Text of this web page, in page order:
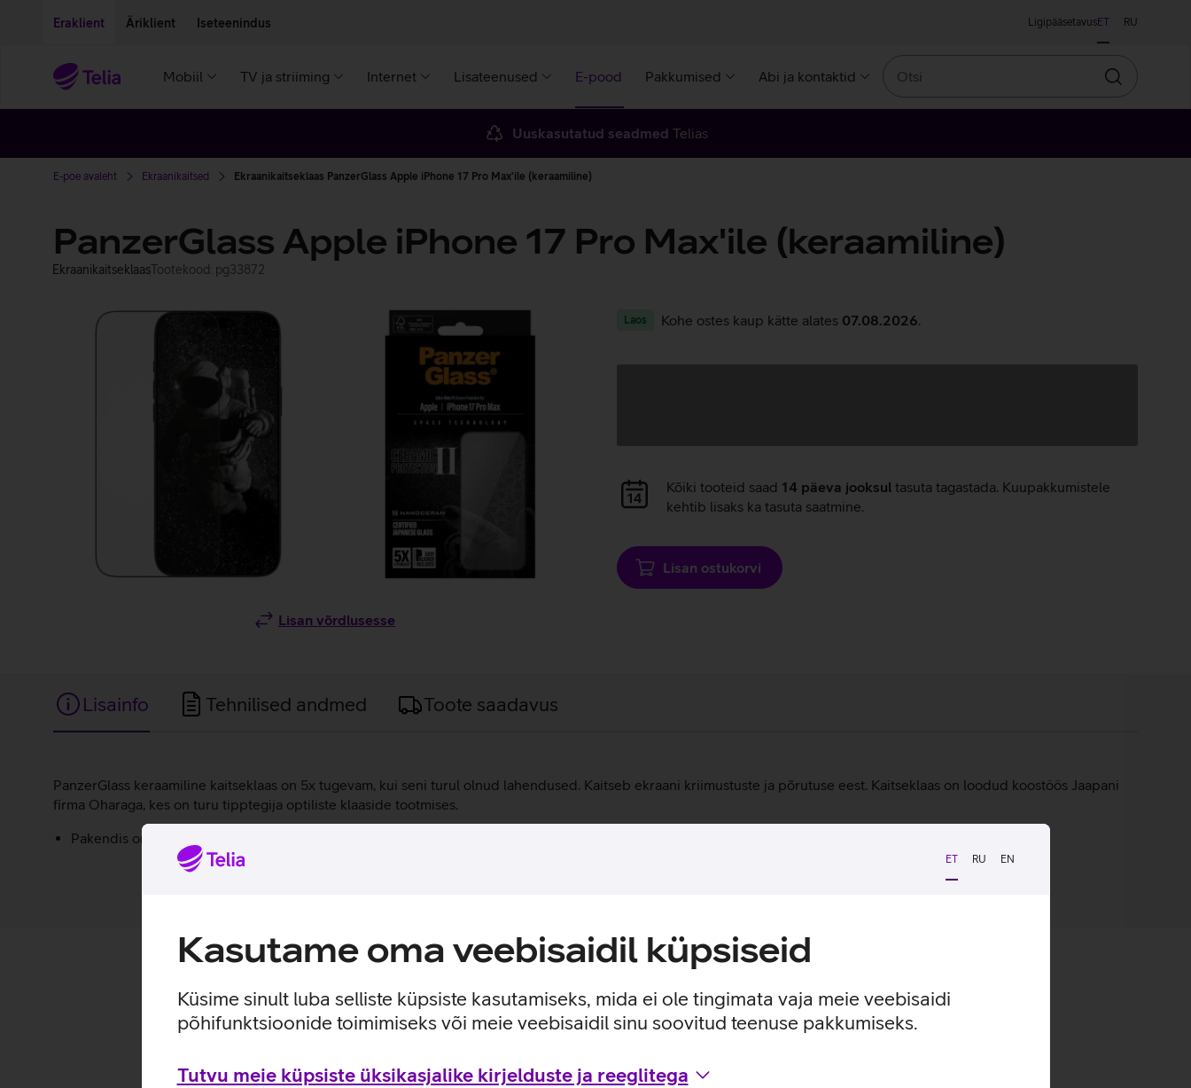
ET RU EN
Kasutame oma veebisaidil küpsiseid
Küsime sinult luba selliste küpsiste kasutamiseks, mida ei ole tingimata vaja meie veebisaidi
põhifunktsioonide toimimiseks või meie veebisaidil sinu soovitud teenuse pakkumiseks.
Tutvu meie küpsiste üksikasjalike kirjelduste ja reeglitega
Eraklient Äriklient Iseteenindus LigipääsetavusET RU
Mobiil TV ja striiming Internet Lisateenused E-pood Pakkumised Abi ja kontaktid
Otsin
Uuskasutatud seadmed Telias
E-poe avaleht Ekraanikaitsed Ekraanikaitseklaas PanzerGlass Apple iPhone 17 Pro Max'ile (keraamiline)
PanzerGlass Apple iPhone 17 Pro Max'ile (keraamiline)
EkraanikaitseklaasTootekood: pg33872
Lisan võrdlusesse
Laos Kohe ostes kaup kätte alates 07.08.2026
Andmete
laadimine
Kõiki tooteid saad 14 päeva jooksul tasuta tagastada. Kuupakkumistele
kehtib lisaks ka tasuta saatmine.
Lisan ostukorvi
Lisainfo Tehnilised andmed Toote saadavus
Lisainfo
PanzerGlass keraamiline kaitseklaas on 5x tugevam, kui seni turul olnud lahendused. Kaitseb ekraani kriimustuste ja põrutuse eest. Kaitseklaas on loodud koostöös Jaapani
firma Oharaga, kes on turu tipptegija optiliste klaaside tootmises.
Pakendis on kaasas raam, mis teeb koduse kaitseklaasi paigalduse mugavamaks. Paigaldusraam on valmistatud 100% taaskasutatud plastikust.